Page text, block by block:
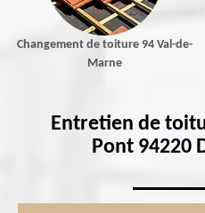
Changement de toiture 94 Val-de-
Marne
Entretien de
Pont 94220